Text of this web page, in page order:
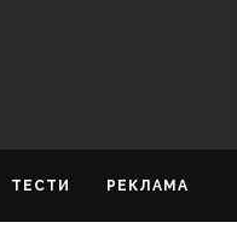
ТЕСТИ РЕКЛАМА